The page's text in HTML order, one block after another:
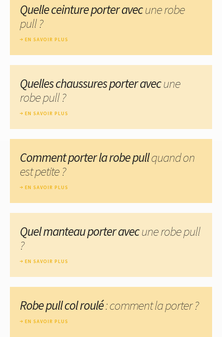
Quelle ceinture porter avecune robe
pull ?
EN SAVOIR PLUS
Quelles chaussures porter avecune
robe pull ?
EN SAVOIR PLUS
Comment porter la robe pullquand on
est petite ?
EN SAVOIR PLUS
Quel manteau porter avecune robe pull
?
EN SAVOIR PLUS
Robe pull col roulé: comment la porter ?
EN SAVOIR PLUS